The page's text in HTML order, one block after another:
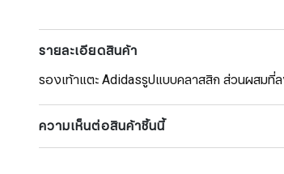
รายละเอียดสินค้า
รองเท้าแตะ Adidasรูปแบบคลาสสิก ส่วนผสมที่
ความเห็นต่อสินค้าชิ้นนี้